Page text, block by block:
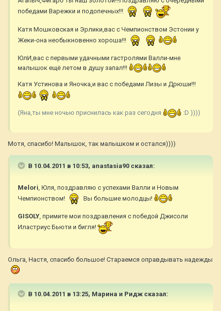
победами Варежки и подопечных!!!
Катя Мошковская и Эрлики,вас с Чемпионством Эстонии у
Жеки-она необыкновенно хороша!!!
ЮлИ,вас с первыми удачными гастролями Валли-мне
малышок ещё летом в душу запал!!!
Катя Устинова и Яночка,и вас с победами Лизы и Дрюши!!!
(Яна,ты мне ночью приснилась как раз сегодня :D ))))
Мотя, спасибо! Малышок, так малышком и остался))))
В 10.04.2011 в 10:53, anastasia90 сказал:
Melori , Юля, поздравляю с успехами Валли и Новым
Чемпионством!
Вы большие молодцы!
GISOLY , примите мои поздравления с победой Джисоли
Иластриус Бьюти и бигля!
Ольга, Настя, спасибо большое! Стараемся оправдывать надежды
В 10.04.2011 в 13:25, Марина и Ридж сказал: